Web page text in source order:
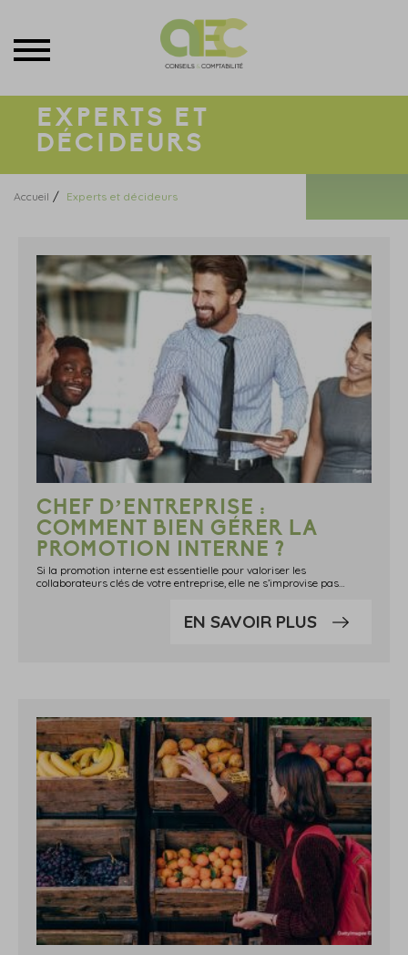
EXPERTS ET
DÉCIDEURS
Accueil / Experts et décideurs
CHEF D’ENTREPRISE :
COMMENT BIEN GÉRER LA
PROMOTION INTERNE ?
Si la promotion interne est essentielle pour valoriser les
collaborateurs clés de votre entreprise, elle ne s’improvise pas…
EN SAVOIR PLUS